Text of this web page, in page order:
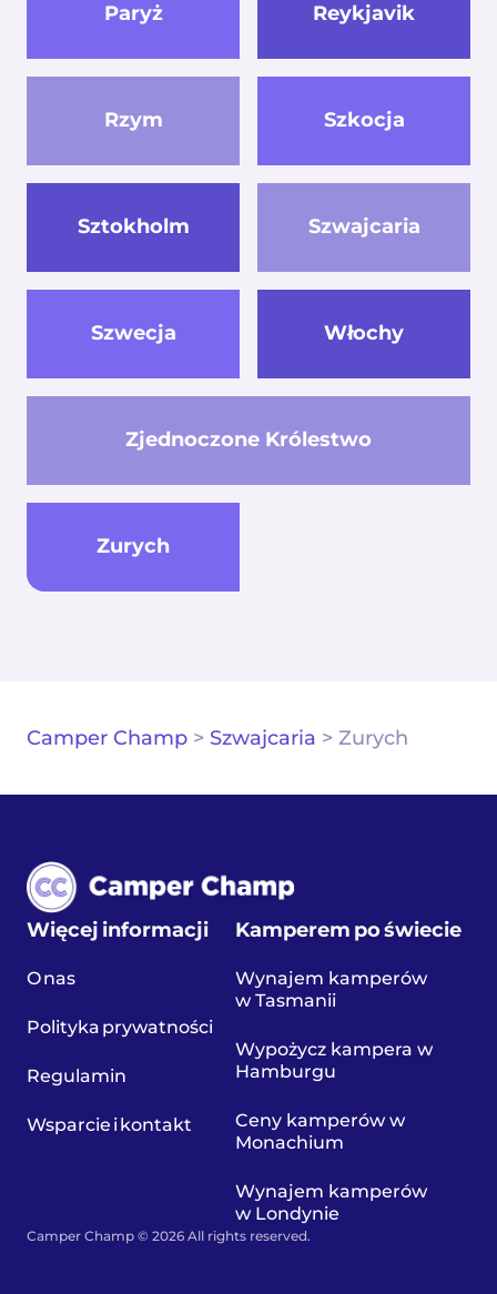
Paryż Reykjavik
Rzym Szkocja
Sztokholm Szwajcaria
Szwecja Włochy
Zjednoczone Królestwo
Zurych
Camper Champ > Szwajcaria > Zurych
Więcej informacji
O nas
Polityka prywatności
Regulamin
Wsparcie i kontakt
Kamperem po świecie
Wynajem kamperów
w Tasmanii
Wypożycz kampera w
Hamburgu
Ceny kamperów w
Monachium
Wynajem kamperów
w Londynie
Camper Champ © 2026 All rights reserved.